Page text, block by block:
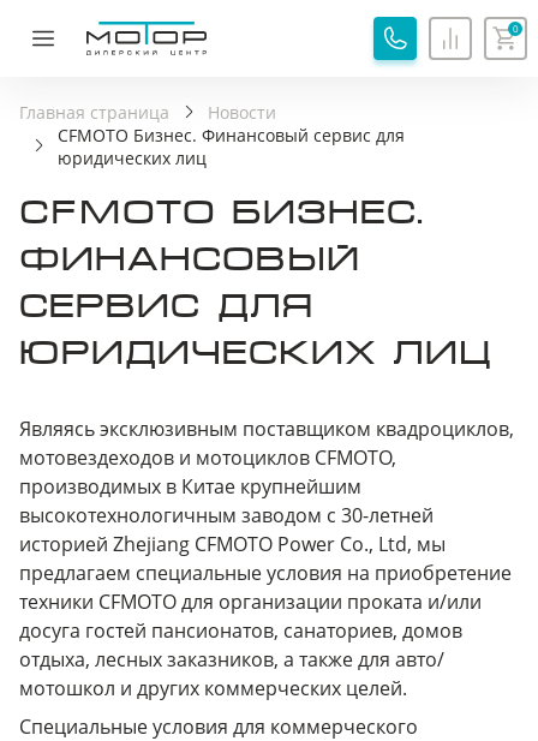
0
Главная страница
Новости
CFMOTO Бизнес. Финансовый сервис для
юридических лиц
CFMOTO БИЗНЕС.
ФИНАНСОВЫЙ
СЕРВИС ДЛЯ
ЮРИДИЧЕСКИХ ЛИЦ
Являясь эксклюзивным поставщиком квадроциклов,
мотовездеходов и мотоциклов CFMOTO,
производимых в Китае крупнейшим
высокотехнологичным заводом с 30-летней
историей Zhejiang CFMOTO Power Co., Ltd, мы
предлагаем специальные условия на приобретение
техники CFMOTO для организации проката и/или
досуга гостей пансионатов, санаториев, домов
отдыха, лесных заказников, а также для авто/
мотошкол и других коммерческих целей.
Специальные условия для коммерческого
ОБРАТНАЯ СВЯЗЬ
Телефон
Я соглашаюсь сПолитикой обработки
персональных данных
данных
Я принимаюПользовательское соглашение
Я соглашаюсь напередачу персональных данных
третьим лицам
отправить заявку
СПАСИБО!
Ваша заявка принята, специалист свяжется с вами.